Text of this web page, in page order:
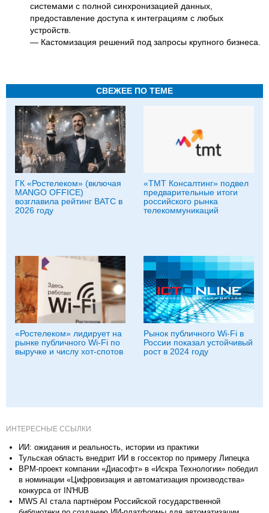
системами с полной синхронизацией данных,
предоставление доступа к интеграциям с любых
устройств.
— Кастомизация решений под запросы крупного бизнеса.
СВЕЖЕЕ ПО ТЕМЕ
ГК «Ростелеком» (включая
MANGO OFFICE)
возглавила рейтинг ВАТС в
2026 году
«ТМТ Консалтинг» подвел
предварительные итоги
российского рынка
телекоммуникаций
«Ростелеком» лидирует на
рынке публичного Wi-Fi по
выручке и числу хот-спотов
Рынок публичного Wi-Fi в
России показал устойчивый
рост в 2024 году
ИНТЕРЕСНЫЕ ССЫЛКИ
ИИ: ожидания и реальность, истории из практики
Тульская область внедрит ИИ в госсектор по примеру Липецка
BPM-проект компании «Диасофт» в «Искра Технологии» победил
в номинации «Цифровизация и автоматизация производства»
конкурса от IN'HUB
MWS AI стала партнёром Российской государственной